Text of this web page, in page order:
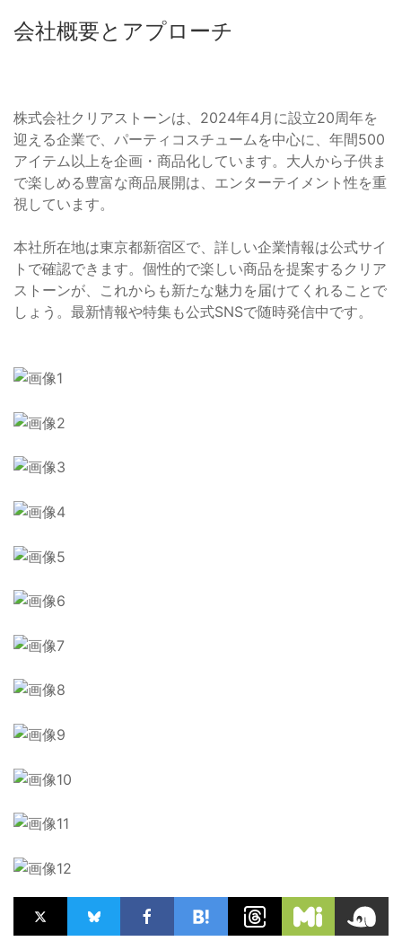
会社概要とアプローチ
株式会社クリアストーンは、2024年4月に設立20周年を
迎える企業で、パーティコスチュームを中心に、年間500
アイテム以上を企画・商品化しています。大人から子供ま
で楽しめる豊富な商品展開は、エンターテイメント性を重
視しています。
本社所在地は東京都新宿区で、詳しい企業情報は公式サイ
トで確認できます。個性的で楽しい商品を提案するクリア
ストーンが、これからも新たな魅力を届けてくれることで
しょう。最新情報や特集も公式SNSで随時発信中です。